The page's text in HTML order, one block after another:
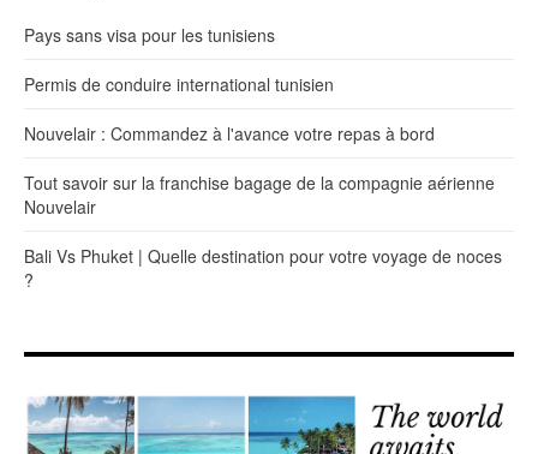
Pays sans visa pour les tunisiens
Permis de conduire international tunisien
Nouvelair : Commandez à l'avance votre repas à bord
Tout savoir sur la franchise bagage de la compagnie aérienne
Nouvelair
Bali Vs Phuket | Quelle destination pour votre voyage de noces
?